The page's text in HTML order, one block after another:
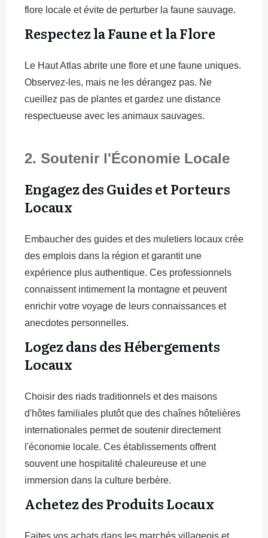
flore locale et évite de perturber la faune sauvage.
Respectez la Faune et la Flore
Le Haut Atlas abrite une flore et une faune uniques.
Observez-les, mais ne les dérangez pas. Ne
cueillez pas de plantes et gardez une distance
respectueuse avec les animaux sauvages.
2. Soutenir l'Économie Locale
Engagez des Guides et Porteurs
Locaux
Embaucher des guides et des muletiers locaux crée
des emplois dans la région et garantit une
expérience plus authentique. Ces professionnels
connaissent intimement la montagne et peuvent
enrichir votre voyage de leurs connaissances et
anecdotes personnelles.
Logez dans des Hébergements
Locaux
Choisir des riads traditionnels et des maisons
d'hôtes familiales plutôt que des chaînes hôtelières
internationales permet de soutenir directement
l'économie locale. Ces établissements offrent
souvent une hospitalité chaleureuse et une
immersion dans la culture berbère.
Achetez des Produits Locaux